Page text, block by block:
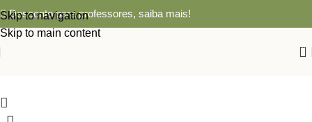
Skip to navigation
Skip to main content
Desconto para professores, saiba mais!
0